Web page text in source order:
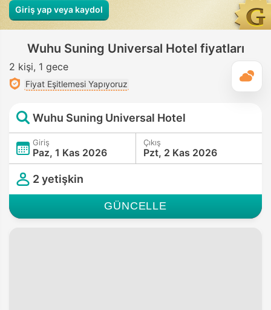
Giriş yap veya kaydol
Wuhu Suning Universal Hotel fiyatları
2 kişi 1 gece
Fiyat Eşitlemesi Yapıyoruz
Wuhu Suning Universal Hotel
Giriş
Paz, 1 Kas 2026
Çıkış
Pzt, 2 Kas 2026
2 yetişkin
GÜNCELLE